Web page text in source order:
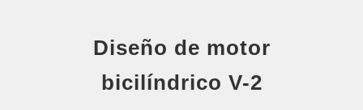
Diseño de motor
bicilíndrico V-2